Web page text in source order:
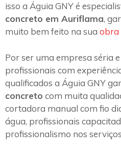
isso a Águia GNY é
concreto em Auriflama,
muito bem feito na sua obra
Por ser uma empresa séria
profissionais com
qualificados a Águia GNY
concreto com muita
cortadora manual com fio
água, profissionais
profissionalismo nos